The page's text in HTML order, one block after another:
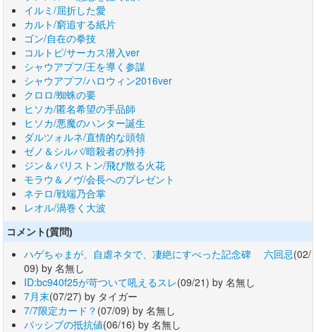
イルミ/屈折した愛
カルト/窮追する紙片
ゴン/自在の拳技
コルトピ/サーカス潜入ver
シャウアプフ/王を導く参謀
シャウアプフ/ハロウィン2016ver
クロロ/蜘蛛の要
ヒソカ/匿名希望の手品師
ヒソカ/悪魔のハンター誕生
ダルツォルネ/直情的な頭領
ゼノ＆シルバ/暗殺者の矜持
ジン＆パリストン/飛び散る火花
モラウ＆ノヴ/会長へのプレゼント
ネテロ/戦端乃合掌
レオル/渦巻く大波
コメント(質問)
ハゲちゃまが、自虐ネタで、凄絶にすべった記念碑 六回忌(02/
09) by 名無し
ID:bc940f25が苛ついて吼えるスレ(09/21) by 名無し
7月末(07/27) by タイガー
7/7限定カード？ (07/09) by 名無し
パッシブの抵抗値(06/16) by 名無し